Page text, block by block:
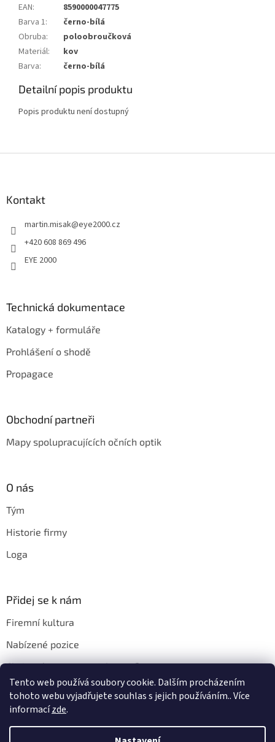
Tento web používá soubory cookie. Dalším procházením
tohoto webu vyjadřujete souhlas s jejich používáním.. Více
informacízde.
EAN:
8590000047775
Barva 1:
černo-bílá
Obruba:
poloobroučková
Materiál:
kov
Barva: černo-bílá
Detailní popis produktu
Popis produktu není dostupný
Kontakt
martin.misak@eye2000.cz
+420 608 869 496
EYE 2000
Technická dokumentace
Katalogy + formuláře
Prohlášení o shodě
Propagace
Obchodní partneři
Mapy spolupracujících očních optik
O nás
Tým
Historie firmy
Loga
Přidej se k nám
Firemní kultura
Nabízené pozice
Chci u vás pracovat. Jak na to?